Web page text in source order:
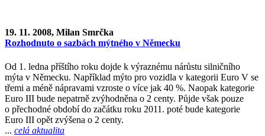
19. 11. 2008, Milan Smrčka
Rozhodnuto o sazbách mýtného v Německu
Od 1. ledna příštího roku dojde k výraznému nárůstu silničního
mýta v Německu. Například mýto pro vozidla v kategorii Euro V se
třemi a méně nápravami vzroste o více jak 40 %. Naopak kategorie
Euro III bude nepatrně zvýhodněna o 2 centy. Půjde však pouze
o přechodné období do začátku roku 2011. poté bude kategorie
Euro III opět zvýšena o 2 centy.
... celá aktualita